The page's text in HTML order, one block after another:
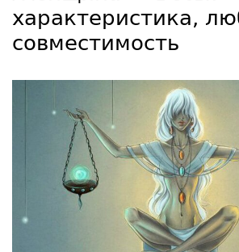
характеристика,
совместимость